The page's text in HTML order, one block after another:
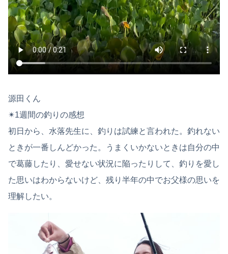
源田くん
✴︎1週間の釣りの感想
初日から、水落先生に、釣りは試練と言われた。釣れない
ときが一番しんどかった。うまくいかないときは自分の中
で葛藤したり、愛せない状況に陥ったりして、釣りを愛し
た思いはわからないけど、残り半年の中でお父様の思いを
理解したい。